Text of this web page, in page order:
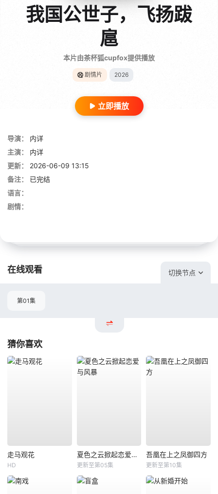
我国公世子，飞扬跋
扈
本片由茶杯狐cupfox提供播放
剧情片 2026
立即播放
导演：
内详
主演：
内详
更新：
2026-06-09 13:15
备注：
已完结
语言：
剧情：
在线观看 切换节点
第01集
猜你喜欢
走马观花
HD
夏色之云掀起恋爱与风暴
更新至第05集
吾凰在上之凤御四方
更新至第10集